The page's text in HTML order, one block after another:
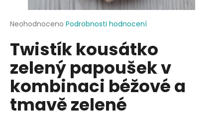
Průměrné
produktu
z
5
hvězdiček.
Neohodnoceno Podrobnosti hodnocení
Twistík kousátko
zelený papoušek v
kombinaci béžové a
tmavě zelené
j
t
?